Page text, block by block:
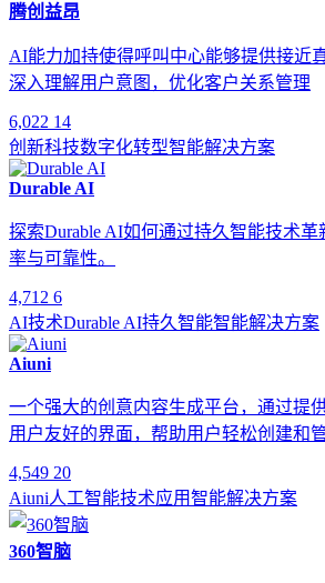
腾创益昂
AI能力加持使得呼叫中心能够提供接近
深入理解用户意图，优化客户关系管理
6,022 14
创新科技数字化转型智能解决方案
Durable AI
探索Durable AI如何通过持久智能技术
率与可靠性。
4,712 6
AI技术Durable AI持久智能智能解决方案
Aiuni
一个强大的创意内容生成平台，通过提
用户友好的界面，帮助用户轻松创建和
4,549 20
Aiuni人工智能技术应用智能解决方案
360智脑